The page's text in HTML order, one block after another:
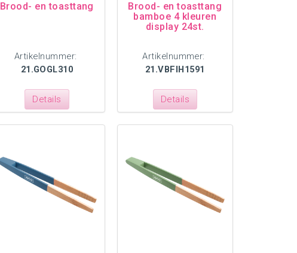
Brood- en toasttang
Artikelnummer:
21.GOGL310
Details
Brood- en toasttang
bamboe 4 kleuren
display 24st.
Artikelnummer:
21.VBFIH1591
Details